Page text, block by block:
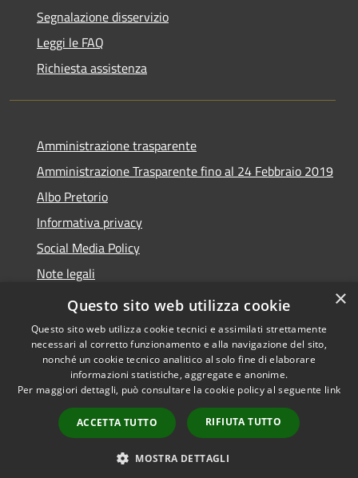
Segnalazione disservizio
Leggi le FAQ
Richiesta assistenza
Amministrazione trasparente
Amministrazione Trasparente fino al 24 Febbraio 2019
Albo Pretorio
Informativa privacy
Social Media Policy
Note legali
Dichiarazione di accessibilità
Accessibilità
Copyright © 2026 • Comune di
Turate • Powered by
Municipium•
Accesso
redazione
×
Questo sito web utilizza cookie
Questo sito web utilizza cookie tecnici e assimilati strettamente
necessari al corretto funzionamento e alla navigazione del sito,
nonché un cookie tecnico analitico al solo fine di elaborare
informazioni statistiche, aggregate e anonime.
Per maggiori dettagli, può consultare la cookie policy al seguente link
ACCETTA TUTTO RIFIUTA TUTTO
MOSTRA DETTAGLI